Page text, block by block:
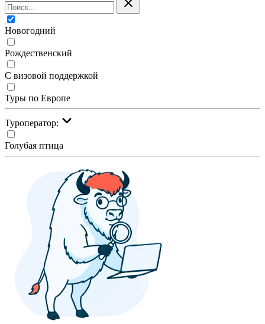
Новогодний
Рождественский
С визовой поддержкой
Туры по Европе
Туроператор:
Голубая птица